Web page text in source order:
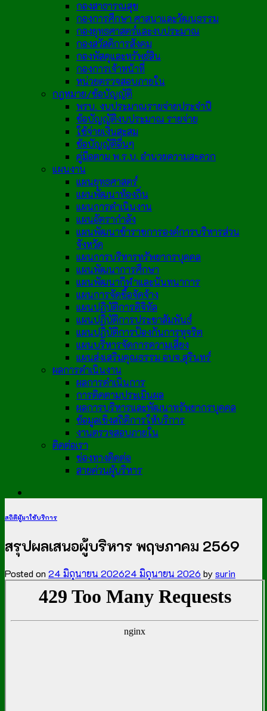
กองสาธารณสุข
กองการศึกษา ศาสนาและวัฒนธรรม
กองยุทธศาสตร์และงบประมาณ
กองสวัสดิการสังคม
กองพัสดุและทรัพย์สิน
กองการเจ้าหน้าที่
หน่วยตรวจสอบภายใน
กฎหมาย/ข้อบัญญัติ
พรบ. งบประมาณรายจ่ายประจำปี
ข้อบัญญัติงบประมาณ รายจ่าย
ใช้จ่ายเงินสะสม
ข้อบัญญัติอื่นๆ
คู่มือตาม พ.ร.บ. อำนวยความสะดวก
แผนงาน
แผนยุทธศาสตร์
แผนพัฒนาท้องถิ่น
แผนการดำเนินงาน
แผนอัตรากำลัง
แผนพัฒนาข้าราชการองค์การบริหารส่วน
จังหวัด
แผนการบริหารทรัพยากรบุคคล
แผนพัฒนาการศึกษา
แผนพัฒนากีฬาและนันทนาการ
แผนการจัดซื้อจัดจ้าง
แผนปฏิบัติการดิจิทัล
แผนปฏิบัติการประชาสัมพันธ์
แผนปฏิบัติการป้องกันการทุจริต
แผนบริหารจัดการความเสี่ยง
แผนส่งเสริมคุณธรรม อบจ.สุรินทร์
ผลการดำเนินงาน
ผลการดำเนินการ
การติดตามประเมินผล
ผลการบริหารและพัฒนาทรัพยากรบุคคล
ข้อมูลเชิงสถิติการให้บริการ
งานตรวจสอบภายใน
ติดต่อเรา
ช่องทางติดต่อ
สายด่วนผู้บริหาร
สถิติผู้มาใช้บริการ
สรุปผลเสนอผู้บริหาร พฤษภาคม 2569
Posted on 24 มิถุนายน 202624 มิถุนายน 2026 bysurin